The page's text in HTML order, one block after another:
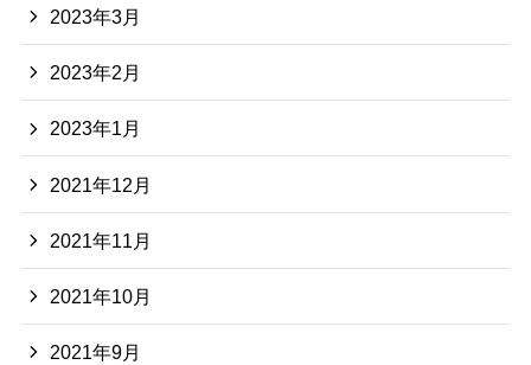
2023年3月
2023年2月
2023年1月
2021年12月
2021年11月
2021年10月
2021年9月